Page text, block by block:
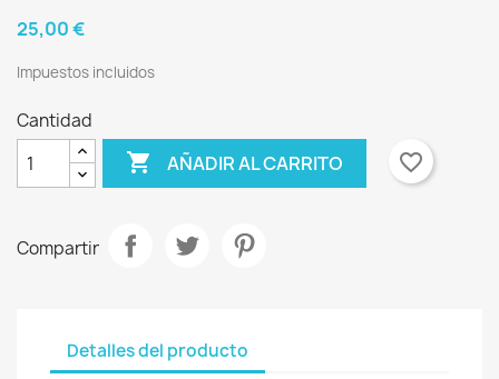
25,00 €
Impuestos incluidos
Cantidad
 AÑADIR AL CARRITO favorite_border
Compartir
Detalles del producto